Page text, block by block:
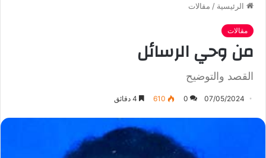
الرئيسية / مقالات
مقالات
من وحي الرسائل
القصد والتوضيح
07/05/2024
0
610